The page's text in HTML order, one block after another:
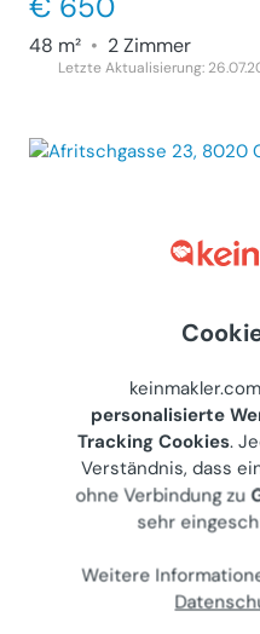
48 m² • 2 Zimmer
Letzte Aktualisierung:
Wohnung (Miete)
Gewerblicher Anbieter
•2.5 Zimmer
Letzte Aktualisierung:
Tolle, helle 1-
37m2) Nahe
personalisierte
Tracking Cookies.
Verständnis, dass
ohne Verbindung zu
sehr
Weitere